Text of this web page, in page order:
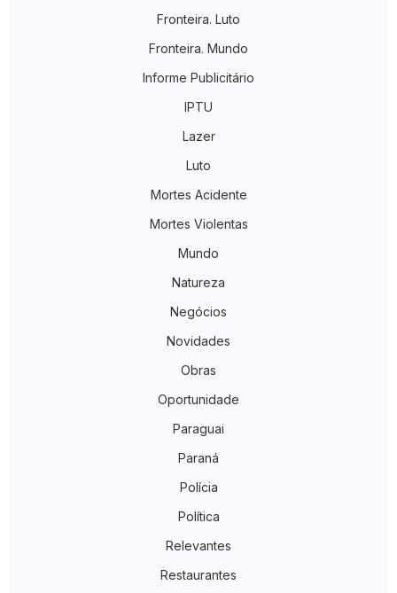
Fronteira. Luto
Fronteira. Mundo
Informe Publicitário
IPTU
Lazer
Luto
Mortes Acidente
Mortes Violentas
Mundo
Natureza
Negócios
Novidades
Obras
Oportunidade
Paraguai
Paraná
Polícia
Política
Relevantes
Restaurantes